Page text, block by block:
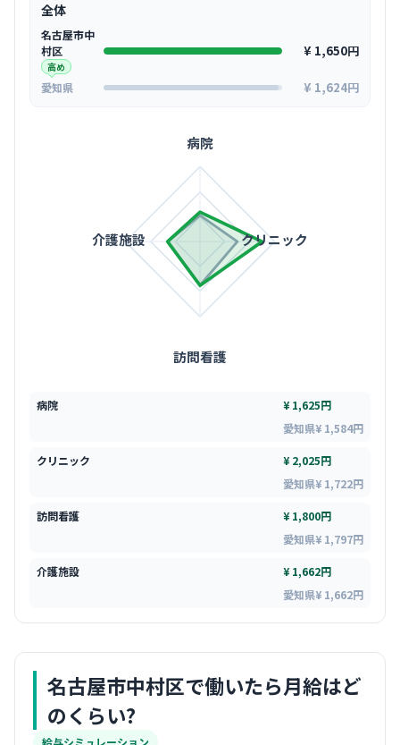
全体
名古屋市中
村区
高め
¥ 1,650円
愛知県 ¥ 1,624円
病院
クリニック
訪問看護
介護施設
病院
¥ 1,625円
愛知県¥ 1,584円
クリニック
¥ 2,025円
愛知県¥ 1,722円
訪問看護
¥ 1,800円
愛知県¥ 1,797円
介護施設
¥ 1,662円
愛知県¥ 1,662円
名古屋市中村区で働いたら月給はど
のくらい?
給与シミュレーション